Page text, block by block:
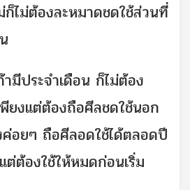
ก็ไม่ต้องละหมาดชดใช้ส่วนที่
มีประจำเดือน ก็ไม่ต้อง
ยงแต่ต้องถือศีลชดใช้นอก
อยๆ ถือศีลอดใช้ได้ตลอดปี
ต่ต้องใช้ให้หมดก่อนเริ่ม